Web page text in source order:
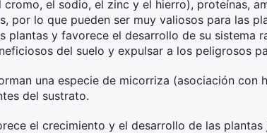
el sodio, el zinc y el hierro), proteínas,
por lo que pueden ser muy valiosos para las
plantas y favorece el desarrollo de su sistema
del suelo y expulsar a los peligrosos
una especie de micorriza (asociación con
del sustrato.
el crecimiento y el desarrollo de las